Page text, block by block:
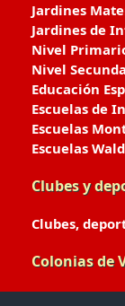
Jardines
Jardines de
Nivel
Nivel
Educación
Escuelas de
Escuelas
Escuelas
Clubes y
Clubes,
Colonias de